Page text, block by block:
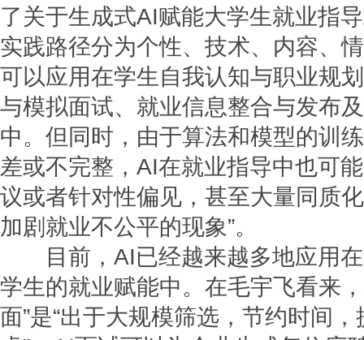
了关于生成式AI赋能大学生就业指
实践路径分为个性、技术、内容、
可以应用在学生自我认知与职业规
与模拟面试、就业信息整合与发布
中。但同时，由于算法和模型的训
差或不完整，AI在就业指导中也可
议或者针对性偏见，甚至大量同质
加剧就业不公平的现象”。
目前，AI已经越来越多地应用在
学生的就业赋能中。在毛宇飞看来
面”是“出于大规模筛选，节约时间